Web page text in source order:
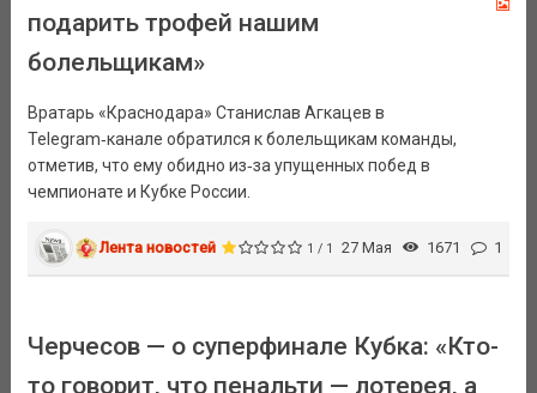
подарить трофей нашим
болельщикам»
Вратарь «Краснодара» Станислав Агкацев в
Telegram‑канале обратился к болельщикам команды,
отметив, что ему обидно из‑за упущенных побед в
чемпионате и Кубке России.
Лента новостей 1 / 1 27 Мая 1671 1
Черчесов — о суперфинале Кубка: «Кто-
то говорит, что пенальти — лотерея, а